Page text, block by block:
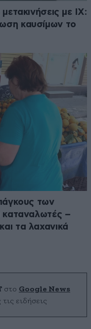
με ΙΧ:
καυσίμων το
των
καταναλωτές –
τα λαχανικά
στο Google News
ειδήσεις